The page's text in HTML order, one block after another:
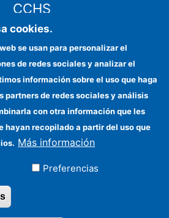
CCHS
identity
FEDER funds
Funding entities
Contact
cookies.
se usan para personalizar el
de redes sociales y analizar el
información sobre el uso que haga
partners de redes sociales y análisis
con otra información que les
hayan recopilado a partir del uso que
Más información
Preferencias